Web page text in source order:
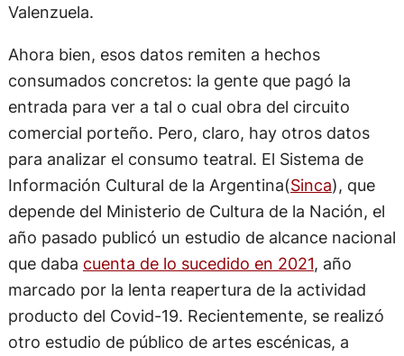
Valenzuela.
Ahora bien, esos datos remiten a hechos
consumados concretos: la gente que pagó la
entrada para ver a tal o cual obra del circuito
comercial porteño. Pero, claro, hay otros datos
para analizar el consumo teatral. El Sistema de
Información Cultural de la Argentina(Sinca), que
depende del Ministerio de Cultura de la Nación, el
año pasado publicó un estudio de alcance nacional
que daba cuenta de lo sucedido en 2021, año
marcado por la lenta reapertura de la actividad
producto del Covid-19. Recientemente, se realizó
otro estudio de público de artes escénicas, a